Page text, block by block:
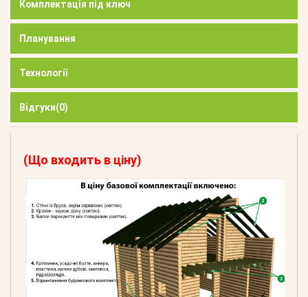
Комплектація під ключ
Планування
Технології
Відгуки(0)
(Що входить в ціну)